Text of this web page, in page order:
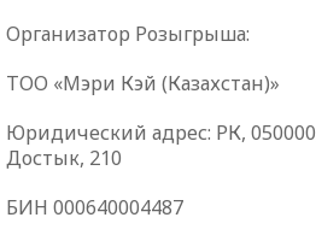
Организатор Розыгрыша:
ТОО «Мэри Кэй (Казахстан)»
Юридический адрес: РК, 050000
Достык, 210
БИН 000640004487